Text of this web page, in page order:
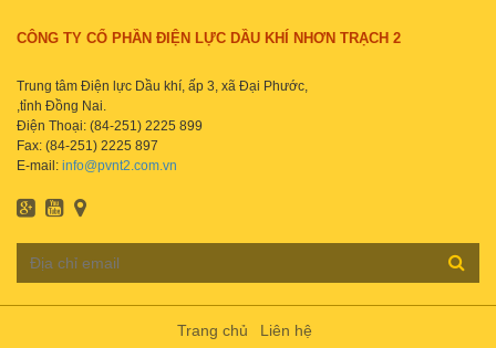
CÔNG TY CỔ PHẦN ĐIỆN LỰC DẦU KHÍ NHƠN TRẠCH 2
Trung tâm Điện lực Dầu khí, ấp 3, xã Đại Phước,
,tỉnh Đồng Nai.
Điện Thoại: (84-251) 2225 899
Fax: (84-251) 2225 897
E-mail: info@pvnt2.com.vn
Trang chủ Liên hệ